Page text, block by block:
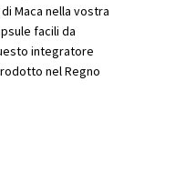
Maca nella vostra
facili da
integratore
nel Regno